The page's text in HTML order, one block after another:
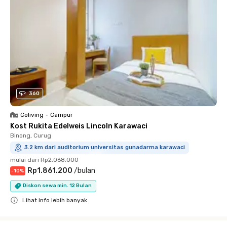
360
Coliving • Campur
Kost Rukita Edelweis Lincoln Karawaci
Binong, Curug
3.2 km dari auditorium universitas gunadarma karawaci
mulai dari Rp2.068.000
-10% Rp1.861.200 /bulan
Diskon sewa min. 12 Bulan
Lihat info lebih banyak